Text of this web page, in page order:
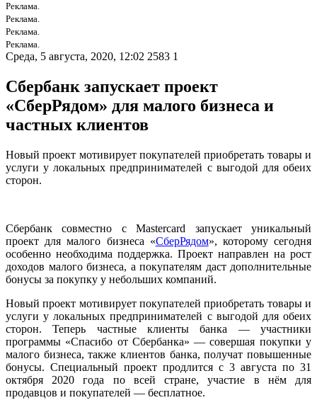
Реклама.
Реклама.
Реклама.
Реклама.
Среда, 5 августа, 2020, 12:02 2583 1
Сбербанк запускает проект
«СберРядом» для малого бизнеса и
частных клиентов
Новый проект мотивирует покупателей приобретать товары и
услуги у локальных предпринимателей с выгодой для обеих
сторон.
Сбербанк совместно с Mastercard запускает уникальный
проект для малого бизнеса «СберРядом», которому сегодня
особенно необходима поддержка. Проект направлен на рост
доходов малого бизнеса, а покупателям даст дополнительные
бонусы за покупку у небольших компаний.
Новый проект мотивирует покупателей приобретать товары и
услуги у локальных предпринимателей с выгодой для обеих
сторон. Теперь частные клиенты банка — участники
программы «Спасибо от Сбербанка» — совершая покупки у
малого бизнеса, также клиентов банка, получат повышенные
бонусы. Специальный проект продлится с 3 августа по 31
октября 2020 года по всей стране, участие в нём для
продавцов и покупателей — бесплатное.